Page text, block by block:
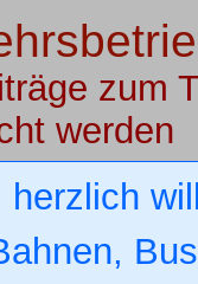
zum
werden
herzlich